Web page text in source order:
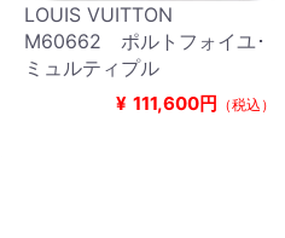
LOUIS VUITTON
M60662 ポルトフォイユ･
ミュルティプル
¥ 111,600円 （税込）